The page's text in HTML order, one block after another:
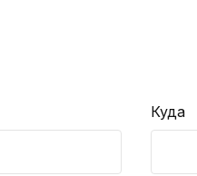
Куда